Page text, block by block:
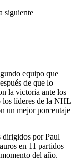
siguiente
equipo que
de que lo
la victoria ante los
los líderes de la NHL
un mejor porcentaje
dirigidos por Paul
en 11 partidos
del año.